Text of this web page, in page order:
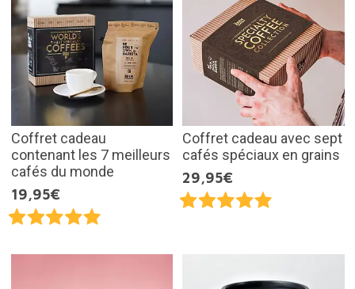
Coffret cadeau
contenant les 7 meilleurs
cafés du monde
19,95€
Coffret cadeau avec sept
cafés spéciaux en grains
29,95€